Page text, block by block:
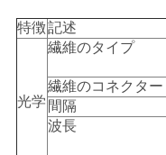
ラ
特徴記述
光学
繊維のタイプ
繊維のコネクター
間隔
波長